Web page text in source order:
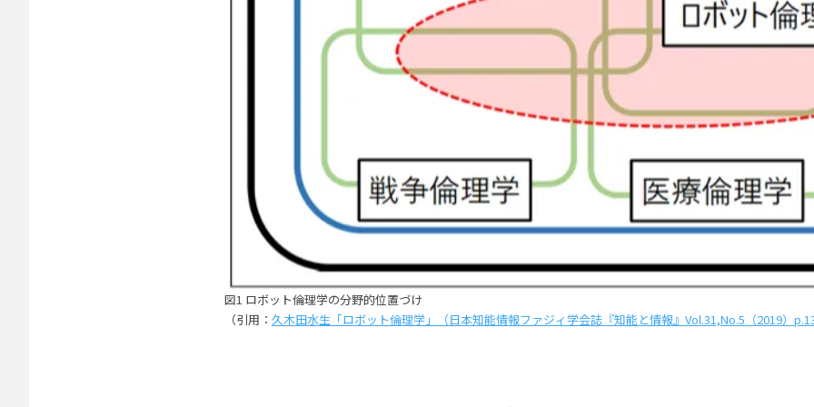
図1 ロボット倫理学の分野的位置づけ
（引用： 久木田水生「ロボット倫理学」（日本知能情報ファジィ学会誌『知能と情報』Vol.31,No.5（2019）